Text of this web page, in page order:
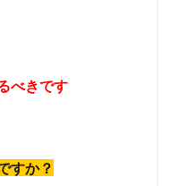
べきです
すか？